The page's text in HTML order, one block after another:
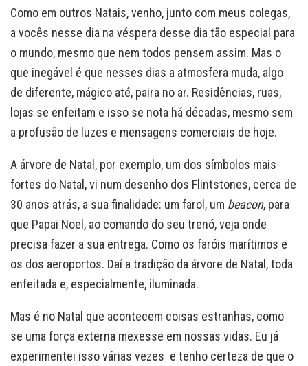
Como em outros Natais, venho, junto com meus colegas,
a vocês nesse dia na véspera desse dia tão especial para
o mundo, mesmo que nem todos pensem assim. Mas o
que inegável é que nesses dias a atmosfera muda, algo
de diferente, mágico até, paira no ar. Residências, ruas,
lojas se enfeitam e isso se nota há décadas, mesmo sem
a profusão de luzes e mensagens comerciais de hoje.
A árvore de Natal, por exemplo, um dos símbolos mais
fortes do Natal, vi num desenho dos Flintstones, cerca de
30 anos atrás, a sua finalidade: um farol, um beacon, para
que Papai Noel, ao comando do seu trenó, veja onde
precisa fazer a sua entrega. Como os faróis marítimos e
os dos aeroportos. Daí a tradição da árvore de Natal, toda
enfeitada e, especialmente, iluminada.
Mas é no Natal que acontecem coisas estranhas, como
se uma força externa mexesse em nossas vidas. Eu já
experimentei isso várias vezes e tenho certeza de que o